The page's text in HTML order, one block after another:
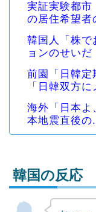
実証実験都市
の居住希望者
韓国人「株で
ョンのせいだ
前園「日韓定
「日韓双方
海外「日本よ
本地震直後の
韓国の反応